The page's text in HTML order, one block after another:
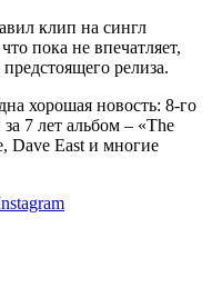
клип на сингл
пока не впечатляет,
релиза.
хорошая новость: 8-го
7 лет альбом – «The
Dave East и многие